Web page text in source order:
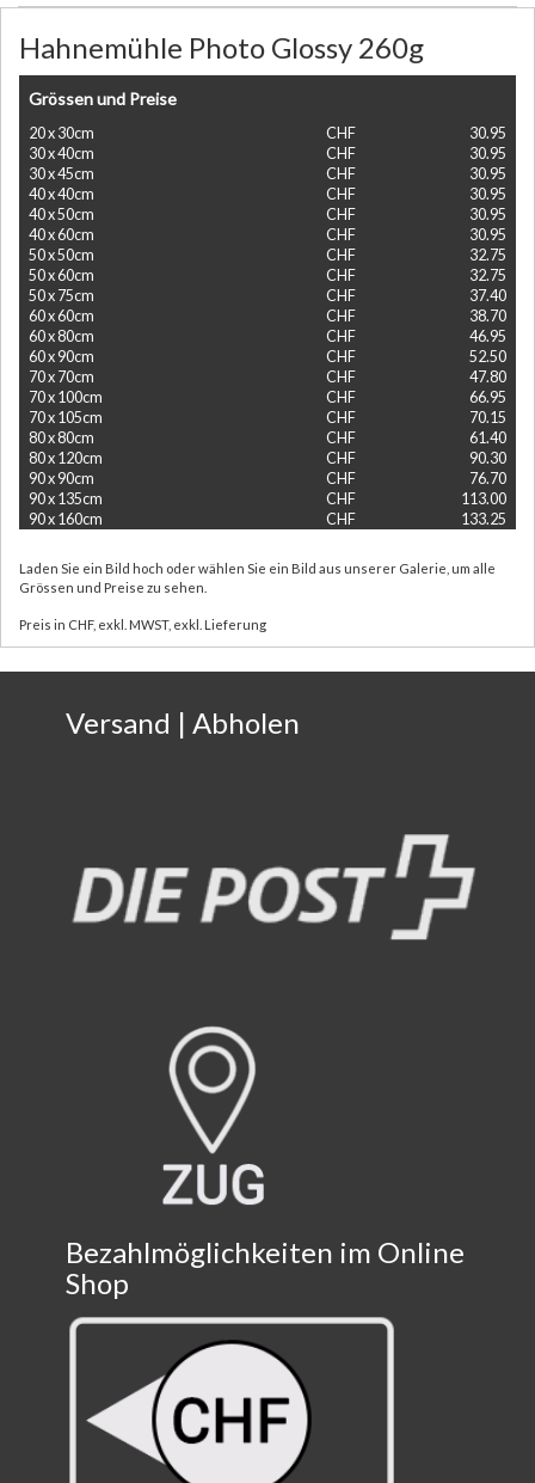
Hahnemühle Photo Glossy 260g
Grössen und Preise
20 x 30cm CHF
30.95
30 x 40cm
CHF
30.95
30 x 45cm
CHF
30.95
40 x 40cm
CHF
30.95
40 x 50cm
CHF
30.95
40 x 60cm
CHF
30.95
50 x 50cm
CHF
32.75
50 x 60cm
CHF
32.75
50 x 75cm
CHF
37.40
60 x 60cm
CHF
38.70
60 x 80cm
CHF
46.95
60 x 90cm
CHF
52.50
70 x 70cm
CHF
47.80
70 x 100cm
CHF
66.95
70 x 105cm
CHF
70.15
80 x 80cm
CHF
61.40
80 x 120cm
CHF
90.30
90 x 90cm
CHF
76.70
90 x 135cm
CHF
113.00
90 x 160cm
CHF 133.25
Laden Sie ein Bild hoch oder wählen Sie ein Bild aus unserer Galerie, um alle
Grössen und Preise zu sehen.
Preis in CHF, exkl. MWST, exkl. Lieferung
Versand | Abholen
Bezahlmöglichkeiten im Online
Shop